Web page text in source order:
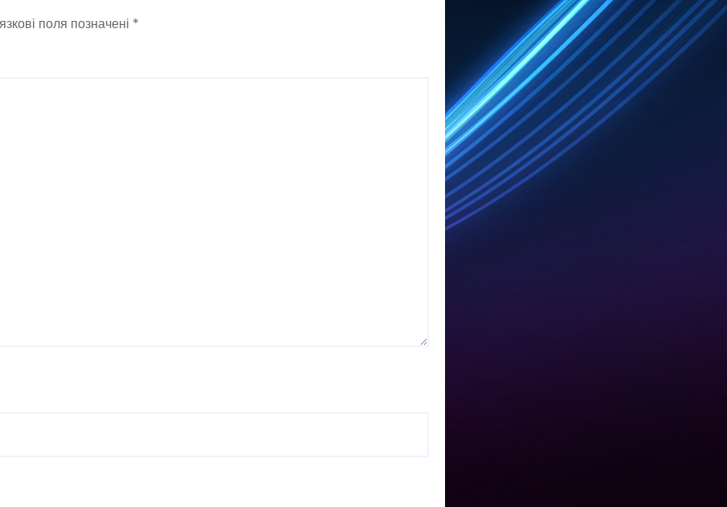
поля позначені *